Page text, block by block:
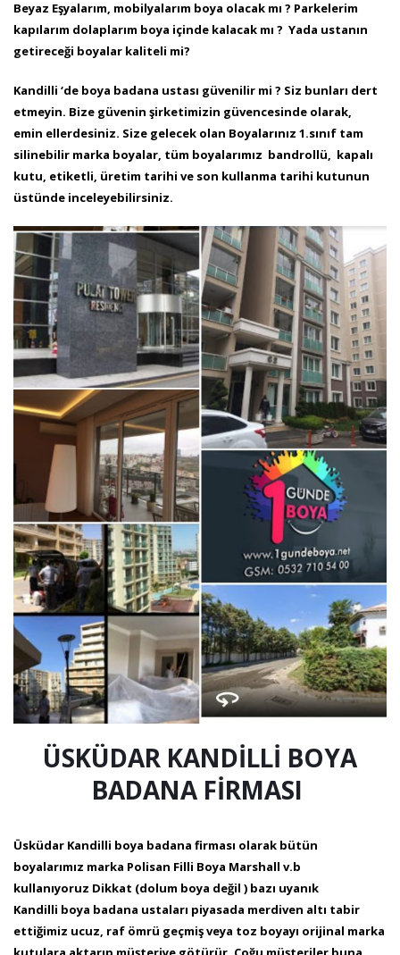
Beyaz Eşyalarım, mobilyalarım boya olacak mı ? Parkelerim
kapılarım dolaplarım boya içinde kalacak mı ? Yada ustanın
getireceği boyalar kaliteli mi?
Kandilli ‘de boya badana ustası güvenilir mi ? Siz bunları dert
etmeyin. Bize güvenin şirketimizin güvencesinde olarak,
emin ellerdesiniz. Size gelecek olan Boyalarınız 1.sınıf tam
silinebilir marka boyalar, tüm boyalarımız bandrollü, kapalı
kutu, etiketli, üretim tarihi ve son kullanma tarihi kutunun
üstünde inceleyebilirsiniz.
ÜSKÜDAR KANDİLLİ BOYA
BADANA FİRMASI
Üsküdar Kandilli boya badana firması olarak bütün
boyalarımız marka Polisan Filli Boya Marshall v.b
kullanıyoruz Dikkat (dolum boya değil ) bazı uyanık
Kandilli boya badana ustaları piyasada merdiven altı tabir
ettiğimiz ucuz, raf ömrü geçmiş veya toz boyayı orijinal marka